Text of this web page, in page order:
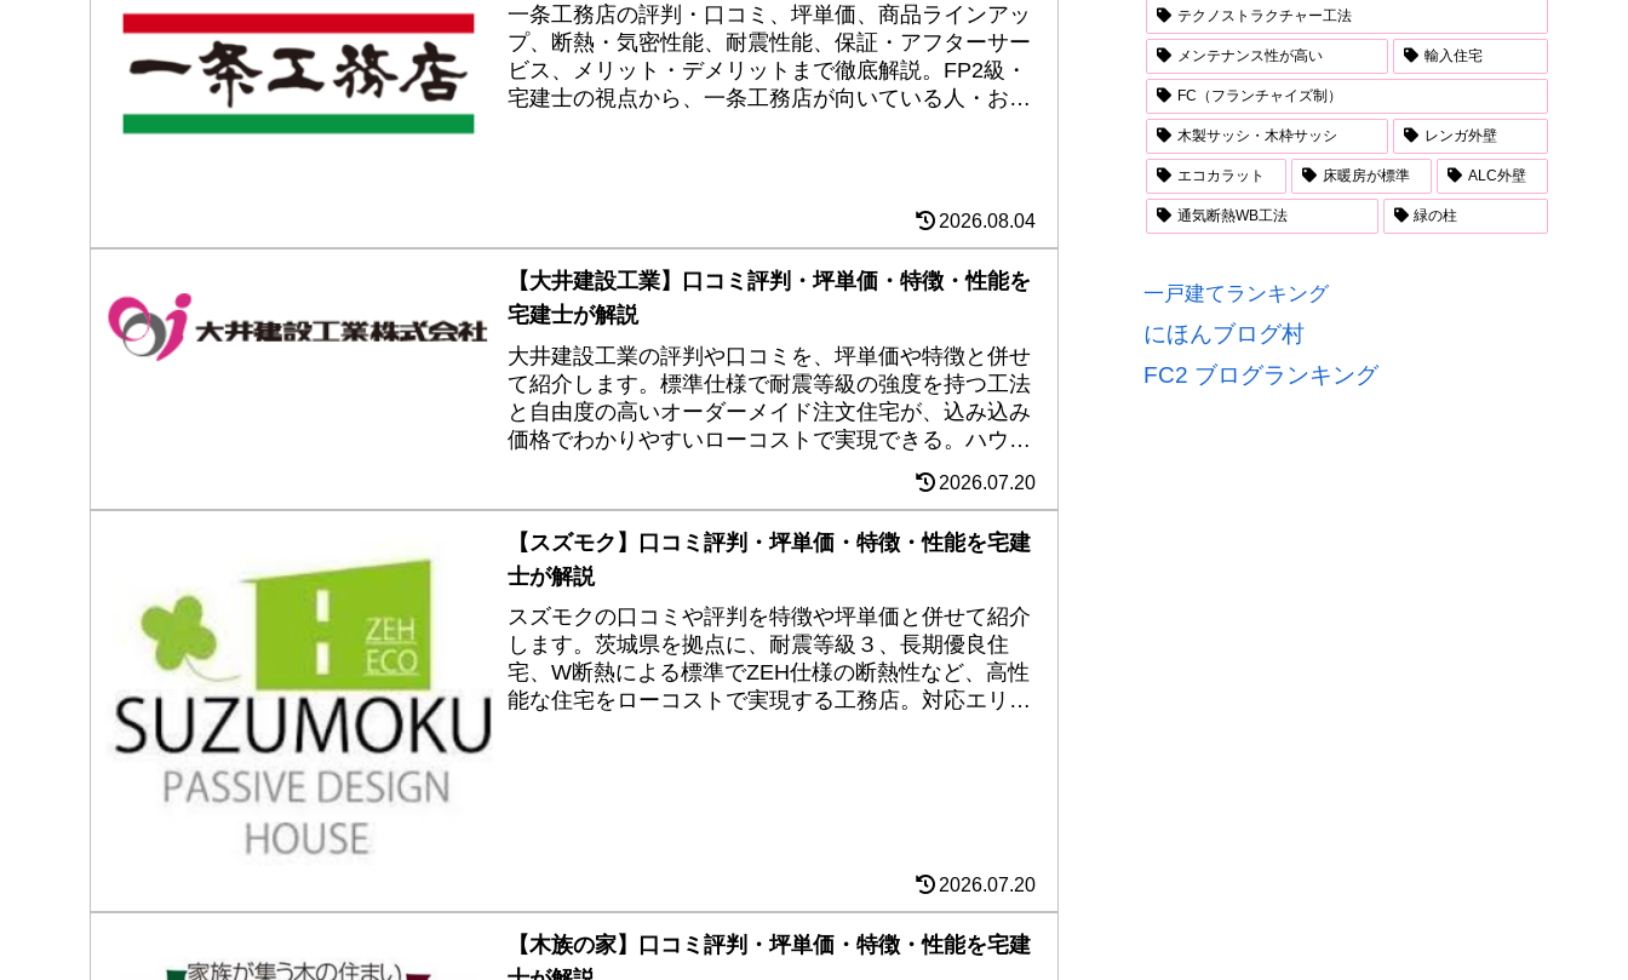
一条工務店の評判・口コミ、坪単価、商品ラインアッ
プ、断熱・気密性能、耐震性能、保証・アフターサー
ビス、メリット・デメリットまで徹底解説。FP2級・
宅建士の視点から、一条工務店が向いている人・おす
2026.08.04
【大井建設工業】口コミ評判・坪単価・特徴・性能を
宅建士が解説
大井建設工業の評判や口コミを、坪単価や特徴と併せ
て紹介します。標準仕様で耐震等級の強度を持つ工法
と自由度の高いオーダーメイド注文住宅が、込み込み
価格でわかりやすいローコストで実現できる。ハウス
オブイヤー受賞の太陽光システム標準搭載や床暖房標
2026.07.20
【スズモク】口コミ評判・坪単価・特徴・性能を宅建
士が解説
スズモクの口コミや評判を特徴や坪単価と併せて紹介
します。茨城県を拠点に、耐震等級３、長期優良住
宅、W断熱による標準でZEH仕様の断熱性など、高性
能な住宅をローコストで実現する工務店。対応エリア
2026.07.20
【木族の家】口コミ評判・坪単価・特徴・性能を宅建
テクノストラクチャー工法
メンテナンス性が高い 輸入住宅
FC（フランチャイズ制）
木製サッシ・木枠サッシ レンガ外壁
エコカラット 床暖房が標準 ALC外壁
通気断熱WB工法 緑の柱
一戸建てランキング
にほんブログ村
FC2 ブログランキング